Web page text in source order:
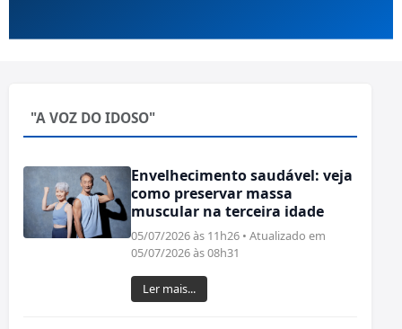
"A VOZ DO IDOSO"
Envelhecimento saudável: veja
como preservar massa
muscular na terceira idade
05/07/2026 às 11h26 • Atualizado em
05/07/2026 às 08h31
Ler mais...